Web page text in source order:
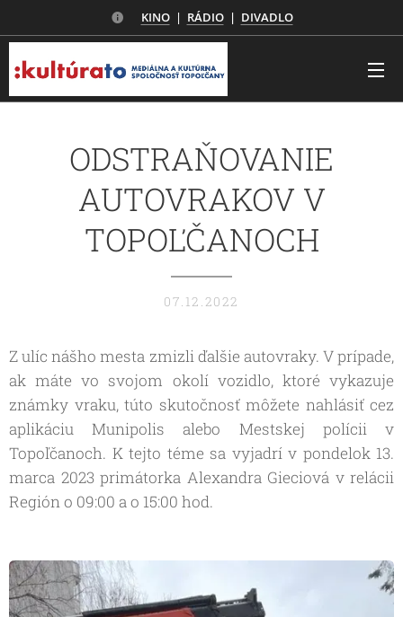
KINO| RÁDIO| DIVADLO
ODSTRAŇOVANIE
AUTOVRAKOV V
TOPOĽČANOCH
07.12.2022
Z ulíc nášho mesta zmizli ďalšie autovraky. V prípade,
ak máte vo svojom okolí vozidlo, ktoré vykazuje
známky vraku, túto skutočnosť môžete nahlásiť cez
aplikáciu Munipolis alebo Mestskej polícii v
Topoľčanoch. K tejto téme sa vyjadrí v pondelok 13.
marca 2023 primátorka Alexandra Gieciová v relácii
Región o 09:00 a o 15:00 hod.